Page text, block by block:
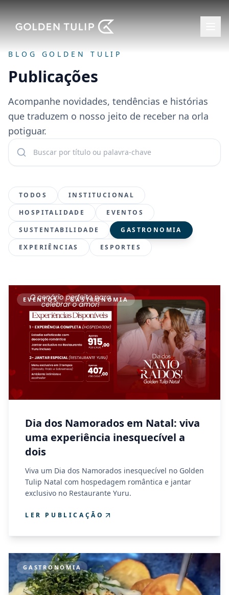
BLOG GOLDEN TULIP
Publicações
Acompanhe novidades, tendências e histórias
que traduzem o nosso jeito de receber na orla
potiguar.
Buscar publicações
TODOS
INSTITUCIONAL
HOSPITALIDADE
EVENTOS
SUSTENTABILIDADE
GASTRONOMIA
EXPERIÊNCIAS
ESPORTES
EVENTOS GASTRONOMIA
Dia dos Namorados em Natal: viva
uma experiência inesquecível a
dois
Viva um Dia dos Namorados inesquecível no Golden
Tulip Natal com hospedagem romântica e jantar
exclusivo no Restaurante Yuru.
LER PUBLICAÇÃO
GASTRONOMIA